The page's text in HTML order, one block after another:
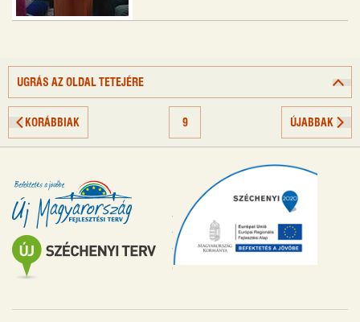
UGRÁS AZ OLDAL TETEJÉRE
ÚJABBAK
9
KORÁBBIAK